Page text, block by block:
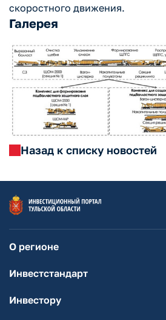
скоростного движения.
Галерея
Назад к списку новостей
О регионе
Инвестстандарт
Инвестору